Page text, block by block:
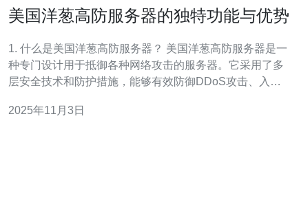
美国洋葱高防服务器的独特功能与优势
1. 什么是美国洋葱高防服务器？ 美国洋葱高防服务器是一
种专门设计用于抵御各种网络攻击的服务器。它采用了多
层安全技术和防护措施，能够有效防御DDoS攻击、入侵
安全性和稳定性，适合需要高安全级别的企业和个人用
2025年11月3日